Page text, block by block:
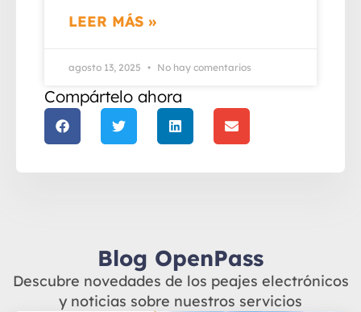
LEER MÁS »
agosto 13, 2025 No hay comentarios
Compártelo ahora
Blog OpenPass
Descubre novedades de los peajes electrónicos
y noticias sobre nuestros servicios